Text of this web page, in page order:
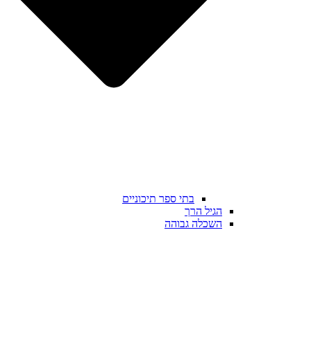
בתי ספר תיכוניים
הגיל הרך
השכלה גבוהה